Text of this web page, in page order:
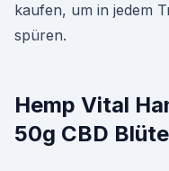
kaufen, um in jedem
spüren.
Hemp Vital
50g CBD